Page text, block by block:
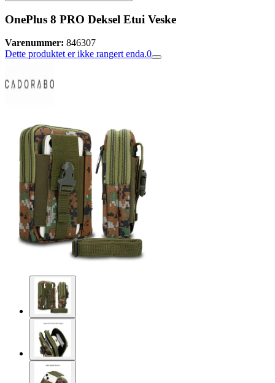
OnePlus 8 PRO Deksel Etui Veske
Varenummer: 846307
Dette produktet er ikke rangert enda.0